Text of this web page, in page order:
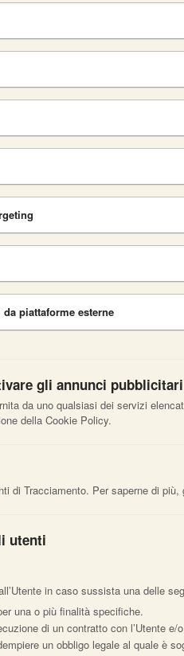
piattaforme esterne
gli annunci
da uno qualsiasi dei servizi
della Cookie Policy.
di Tracciamento. Per saperne di
utenti
in caso sussista una delle
una o più finalità specifiche.
di un contratto con l’Utente
un obbligo legale al quale è